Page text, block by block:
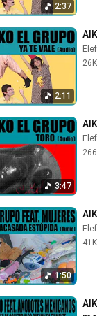
2:37
2:11
3:47
1:50